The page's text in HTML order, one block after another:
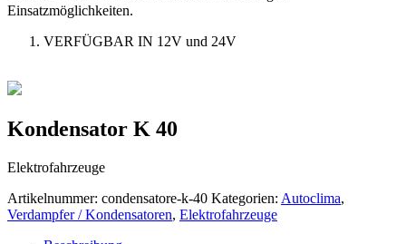
Einsatzmöglichkeiten.
VERFÜGBAR IN 12V und 24V
Kondensator K 40
Elektrofahrzeuge
Artikelnummer: condensatore-k-40 Kategorien: Autoclima,
Verdampfer / Kondensatoren, Elektrofahrzeuge